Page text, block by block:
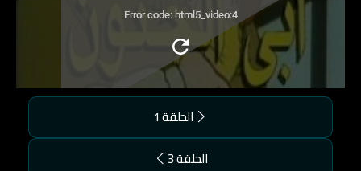
Error code: html5_video:4
الحلقة 1
الحلقة 3